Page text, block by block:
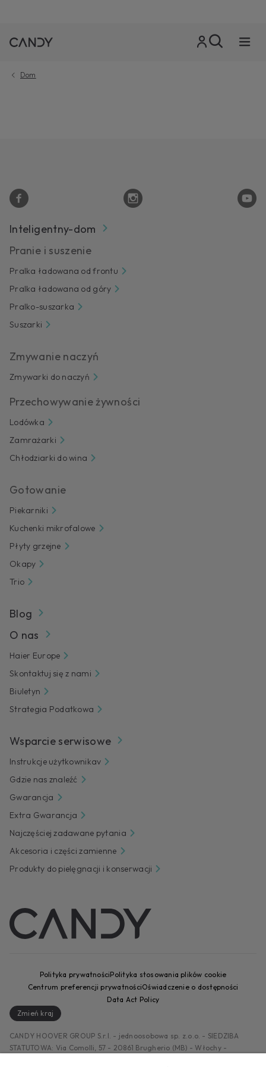
Dom
Inteligentny-dom
Pranie i suszenie
Pralka ładowana od frontu
Pralka ładowana od góry
Pralko-suszarka
Suszarki
Zmywanie naczyń
Zmywarki do naczyń
Przechowywanie żywności
Lodówka
Zamrażarki
Chłodziarki do wina
Gotowanie
Piekarniki
Kuchenki mikrofalowe
Płyty grzejne
Okapy
Trio
Blog
O nas
Haier Europe
Skontaktuj się z nami
Biuletyn
Strategia Podatkowa
Wsparcie serwisowe
Instrukcje użytkownikav
Gdzie nas znaleźć
Gwarancja
Extra Gwarancja
Najczęściej zadawane pytania
Akcesoria i części zamienne
Produkty do pielęgnacji i konserwacji
CANDY HOOVER GROUP S.r.I. - jednoosobowa sp. z.o.o. - SIEDZIBA
STATUTOWA: Via Comolli, 57 - 20861 Brugherio (MB) - Włochy -
Polityka prywatnościPolityka stosowania plików cookie
Centrum preferencji prywatnościOświadczenie o dostępności
Data Act Policy
Zmień kraj